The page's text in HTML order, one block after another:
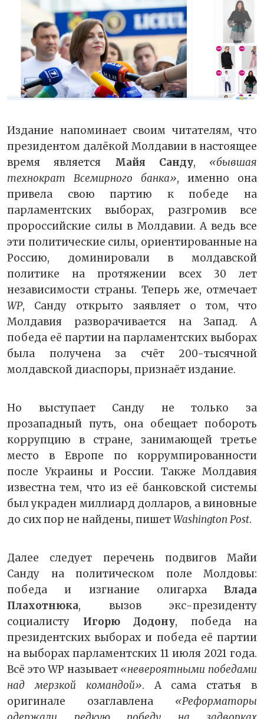
Издание напоминает своим читателям, что
президентом далёкой Молдавии в настоящее
время является Майя Санду, «бывшая
технократ Всемирного банка», именно она
привела свою партию к победе на
парламентских выборах, разгромив все
пророссийские силы в Молдавии. А ведь все
эти политические силы, ориентированные на
Россию, доминировали в молдавской
политике на протяжении всех 30 лет
независимости страны. Теперь же, отмечает
WP, Санду открыто заявляет о том, что
Молдавия разворачивается на Запад. А
победа её партии на парламентских выборах
была получена за счёт 200-тысячной
молдавской диаспоры, признаёт издание.
Но выступает Санду не только за
прозападный путь, она обещает побороть
коррупцию в стране, занимающей третье
место в Европе по коррумпированности
после Украины и России. Также Молдавия
известна тем, что из её банковской системы
был украден миллиард долларов, а виновные
до сих пор не найдены, пишетWashington Post.
Далее следует перечень подвигов Майи
Санду на политическом поле Молдовы:
победа и изгнание олигарха Влада
Плахотнюка, вызов экс-президенту
социалисту Игорю Додону, победа на
президентских выборах и победа её партии
на выборах парламентских 11 июля 2021 года.
Всё это WP называет «невероятными победами
над мерзкой командой». А сама статья в
оригинале озаглавлена «Реформаторы